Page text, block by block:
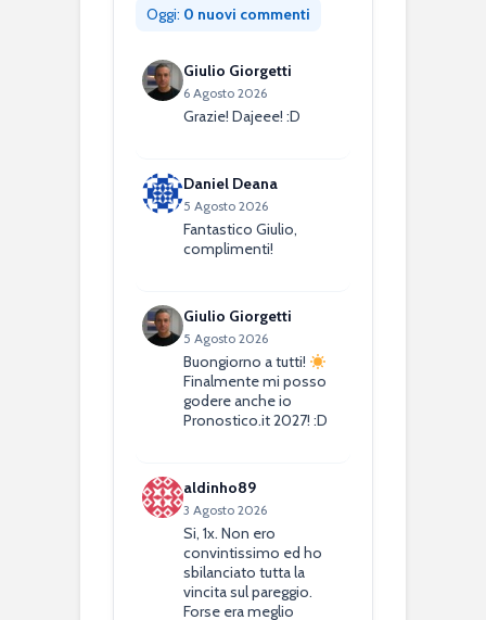
Oggi: 0 nuovi commenti
Giulio Giorgetti
6 Agosto 2026
Grazie! Dajeee! :D
Daniel Deana
5 Agosto 2026
Fantastico Giulio,
complimenti!
Giulio Giorgetti
5 Agosto 2026
Buongiorno a tutti!
Finalmente mi posso
godere anche io
Pronostico.it 2027! :D
aldinho89
3 Agosto 2026
Si, 1x. Non ero
convintissimo ed ho
sbilanciato tutta la
vincita sul pareggio.
Forse era meglio